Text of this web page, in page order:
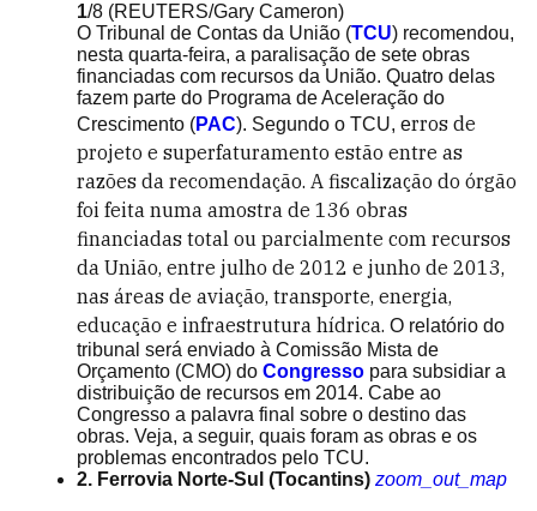
1/8 (REUTERS/Gary Cameron)
O Tribunal de Contas da União (TCU) recomendou,
nesta quarta-feira, a paralisação de sete obras
financiadas com recursos da União. Quatro delas
fazem parte do Programa de Aceleração do
Crescimento (PAC). Segundo o TCU, erros de
projeto e superfaturamento estão entre as
razões da recomendação. A fiscalização do órgão
foi feita numa amostra de 136 obras
financiadas total ou parcialmente com recursos
da União, entre julho de 2012 e junho de 2013,
nas áreas de aviação, transporte, energia,
educação e infraestrutura hídrica. O relatório do
tribunal será enviado à Comissão Mista de
Orçamento (CMO) do Congresso para subsidiar a
distribuição de recursos em 2014. Cabe ao
Congresso a palavra final sobre o destino das
obras. Veja, a seguir, quais foram as obras e os
problemas encontrados pelo TCU.
2. Ferrovia Norte-Sul (Tocantins) zoom_out_map